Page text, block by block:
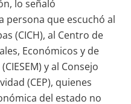
lo señaló
persona que escuchó al
(CICH), al Centro de
Económicos y de
y al Consejo
(CEP), quienes
del estado no